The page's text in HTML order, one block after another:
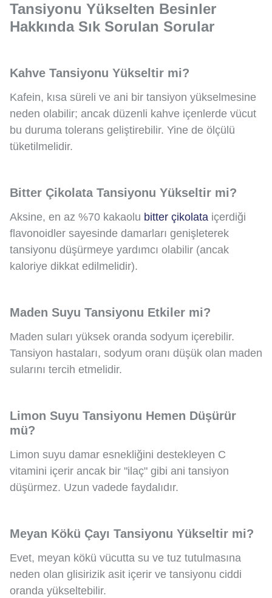
Tansiyonu Yükselten Besinler
Hakkında Sık Sorulan Sorular
Kahve Tansiyonu Yükseltir mi?
Kafein, kısa süreli ve ani bir tansiyon yükselmesine
neden olabilir; ancak düzenli kahve içenlerde vücut
bu duruma tolerans geliştirebilir. Yine de ölçülü
tüketilmelidir.
Bitter Çikolata Tansiyonu Yükseltir mi?
Aksine, en az %70 kakaolu bitter çikolata içerdiği
flavonoidler sayesinde damarları genişleterek
tansiyonu düşürmeye yardımcı olabilir (ancak
kaloriye dikkat edilmelidir).
Maden Suyu Tansiyonu Etkiler mi?
Maden suları yüksek oranda sodyum içerebilir.
Tansiyon hastaları, sodyum oranı düşük olan maden
sularını tercih etmelidir.
Limon Suyu Tansiyonu Hemen Düşürür
mü?
Limon suyu damar esnekliğini destekleyen C
vitamini içerir ancak bir "ilaç" gibi ani tansiyon
düşürmez. Uzun vadede faydalıdır.
Meyan Kökü Çayı Tansiyonu Yükseltir mi?
Evet, meyan kökü vücutta su ve tuz tutulmasına
neden olan glisirizik asit içerir ve tansiyonu ciddi
oranda yükseltebilir.